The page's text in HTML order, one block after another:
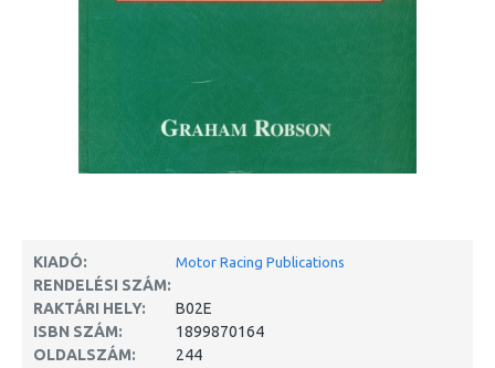
KIADÓ: Motor Racing Publications
RENDELÉSI SZÁM:
RAKTÁRI HELY:
B02E
ISBN SZÁM:
1899870164
OLDALSZÁM:
244